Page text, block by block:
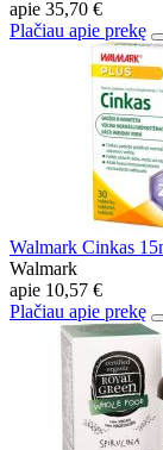
apie 35,70 €
Plačiau apie prekę
Walmark Cinkas
Walmark
apie 10,57 €
Plačiau apie prekę